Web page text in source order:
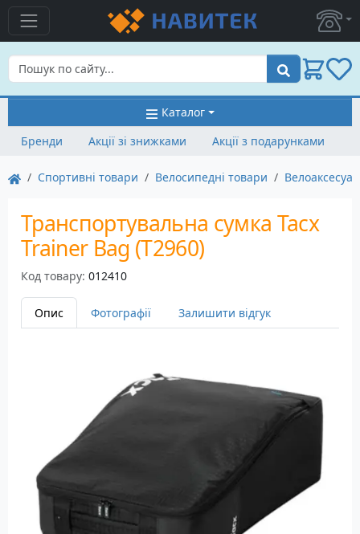
Пошук
Каталог
Бренди
Акції зі знижками Акції з подарунками
Спортивні товари Велосипедні товари
Транспортувальна сумка Tacx
Trainer Bag (T2960)
Код товару: 012410
Опис Фотографії Залишити відгук